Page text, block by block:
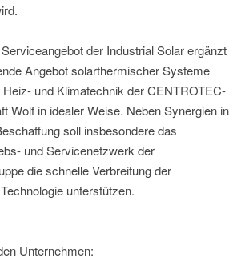
der Industrial Solar ergänzt
Angebot solarthermischer Systeme
und Klimatechnik der CENTROTEC-
Wolf in idealer Weise. Neben Synergien in
soll insbesondere das
und Servicenetzwerk der
die schnelle Verbreitung der
unterstützen.
Unternehmen: